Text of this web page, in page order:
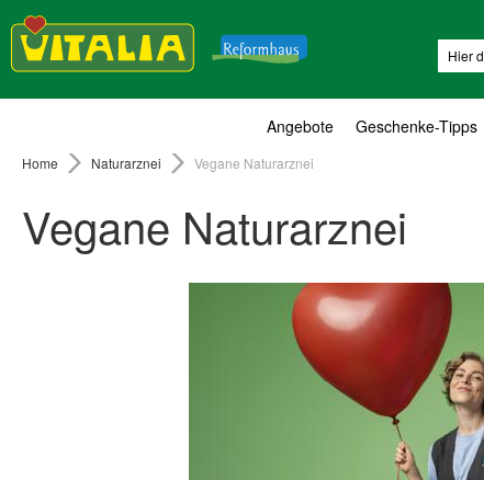
Angebote Geschenke-Tipps
Home Naturarznei Vegane Naturarznei
Vegane Naturarznei